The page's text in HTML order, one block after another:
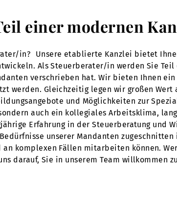
einer modernen
in? Unsere etablierte Kanzlei bietet
Als Steuerberater/in werden Sie Teil
verschrieben hat. Wir bieten Ihnen
werden. Gleichzeitig legen wir großen
und Möglichkeiten zur
auch ein kollegiales Arbeitsklima,
Erfahrung in der Steuerberatung und
unserer Mandanten
komplexen Fällen mitarbeiten können.
darauf, Sie in unserem Team willkommen